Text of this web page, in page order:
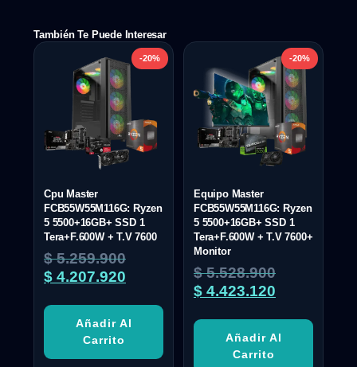
También Te Puede Interesar
-20%
Cpu Master
FCB55W55M116G: Ryzen
5 5500+16GB+ SSD 1
Tera+F.600W + T.V 7600
$5.259.900
$ 4.207.920
Añadir Al
Carrito
-20%
Equipo Master
FCB55W55M116G: Ryzen
5 5500+16GB+ SSD 1
Tera+F.600W + T.V 7600+
Monitor
$5.528.900
$ 4.423.120
Añadir Al
Carrito